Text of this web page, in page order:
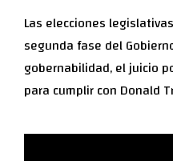
Las elecciones
segunda fase del
gobernabilidad, el juicio
para cumplir con Donald